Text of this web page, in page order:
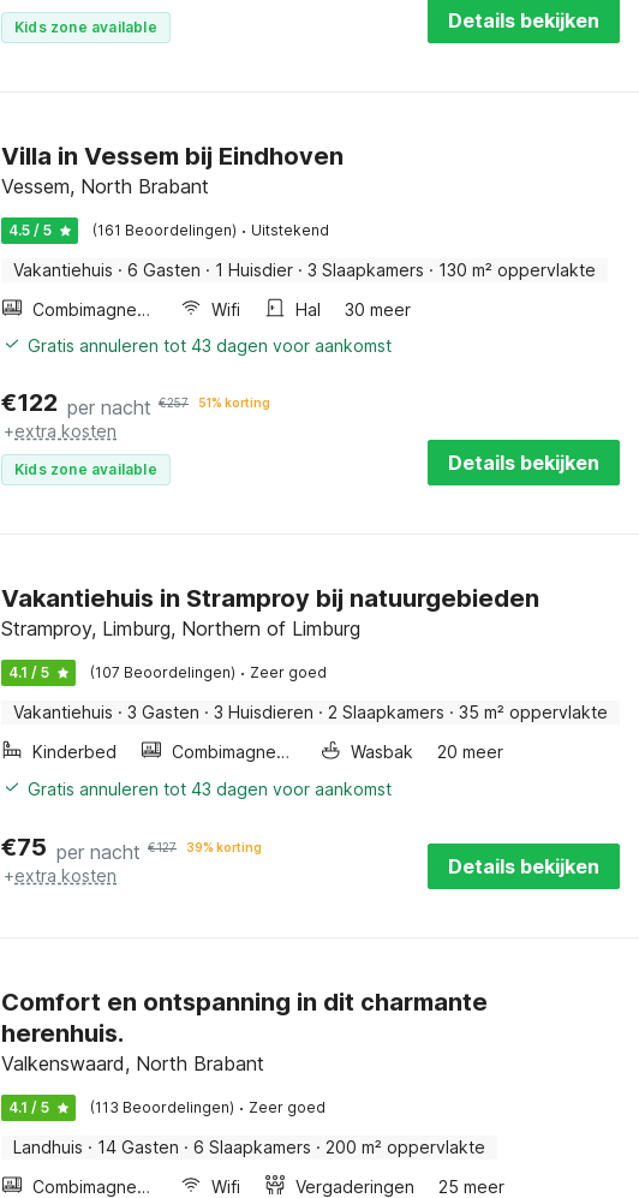
Kids zone available Details bekijken
Villa in Vessem bij Eindhoven
Vessem, North Brabant
4.5 / 5 (161 Beoordelingen) · Uitstekend
Vakantiehuis · 6 Gasten · 1 Huisdier · 3 Slaapkamers · 130 m² oppervlakte
Combimagnetron
Wifi Hal
30 meer
Gratis annuleren tot 43 dagen voor aankomst
€122 per nacht €257 51% korting
+extra kosten
Kids zone available Details bekijken
Vakantiehuis in Stramproy bij natuurgebieden
Stramproy, Limburg, Northern of Limburg
4.1 / 5 (107 Beoordelingen) · Zeer goed
Vakantiehuis · 3 Gasten · 3 Huisdieren · 2 Slaapkamers · 35 m² oppervlakte
Kinderbed
Combimagnetron Wasbak
20 meer
Gratis annuleren tot 43 dagen voor aankomst
€75 per nacht €127 39% korting
+extra kosten Details bekijken
Comfort en ontspanning in dit charmante
herenhuis.
Valkenswaard, North Brabant
4.1 / 5 (113 Beoordelingen) · Zeer goed
Landhuis · 14 Gasten · 6 Slaapkamers · 200 m² oppervlakte
Combimagnetron
Wifi Vergaderingen
25 meer